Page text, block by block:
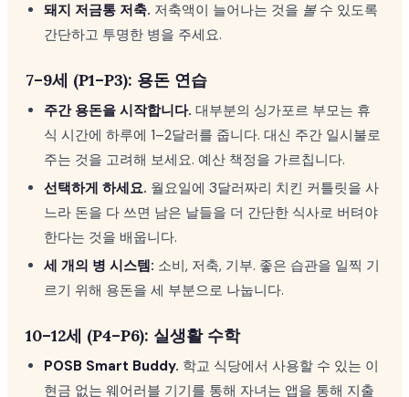
돼지 저금통 저축. 저축액이 늘어나는 것을 볼수 있도록
간단하고 투명한 병을 주세요.
7–9세 (P1–P3): 용돈 연습
주간 용돈을 시작합니다. 대부분의 싱가포르 부모는 휴
식 시간에 하루에 1–2달러를 줍니다. 대신 주간 일시불로
주는 것을 고려해 보세요. 예산 책정을 가르칩니다.
선택하게 하세요. 월요일에 3달러짜리 치킨 커틀릿을 사
느라 돈을 다 쓰면 남은 날들을 더 간단한 식사로 버텨야
한다는 것을 배웁니다.
세 개의 병 시스템: 소비, 저축, 기부. 좋은 습관을 일찍 기
르기 위해 용돈을 세 부분으로 나눕니다.
10–12세 (P4–P6): 실생활 수학
POSB Smart Buddy. 학교 식당에서 사용할 수 있는 이
현금 없는 웨어러블 기기를 통해 자녀는 앱을 통해 지출